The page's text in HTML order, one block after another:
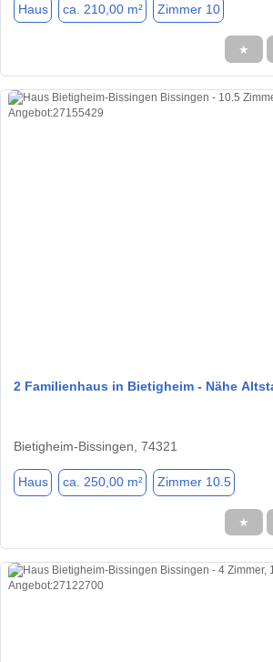
Haus ca. 210,00 m² Zimmer 10
★
2 Familienhaus in Bietigheim - Nähe
Bietigheim-Bissingen, 74321
Haus ca. 250,00 m² Zimmer 10.5
★